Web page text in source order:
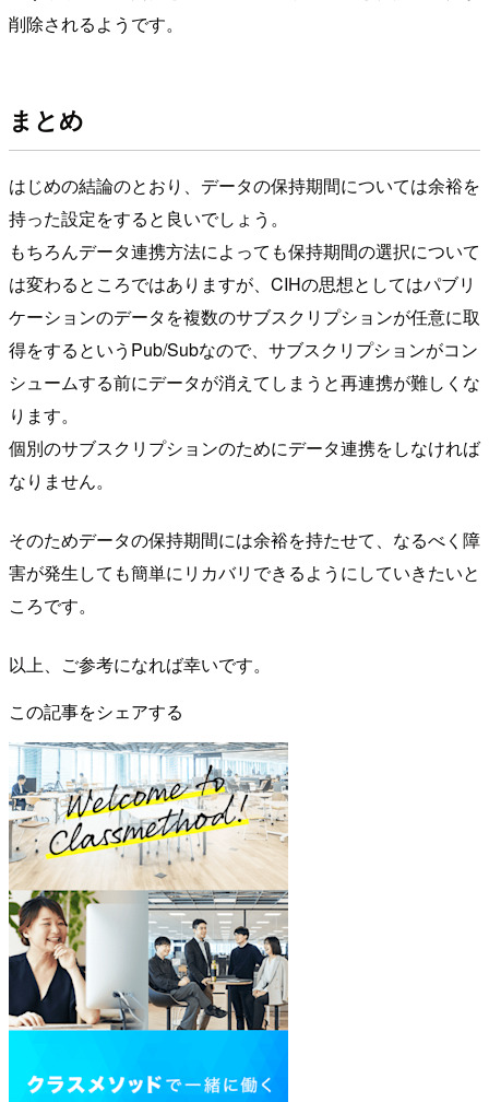
削除されるようです。
まとめ
はじめの結論のとおり、データの保持期間については余裕を
持った設定をすると良いでしょう。
もちろんデータ連携方法によっても保持期間の選択について
は変わるところではありますが、CIHの思想としてはパブリ
ケーションのデータを複数のサブスクリプションが任意に取
得をするというPub/Subなので、サブスクリプションがコン
シュームする前にデータが消えてしまうと再連携が難しくな
ります。
個別のサブスクリプションのためにデータ連携をしなければ
なりません。
そのためデータの保持期間には余裕を持たせて、なるべく障
害が発生しても簡単にリカバリできるようにしていきたいと
ころです。
以上、ご参考になれば幸いです。
この記事をシェアする